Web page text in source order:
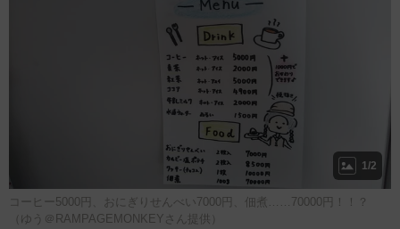
1/2
コーヒー5000円、おにぎりせんべい7000円、佃煮……70000円！！？
（ゆう＠RAMPAGEMONKEYさん提供）